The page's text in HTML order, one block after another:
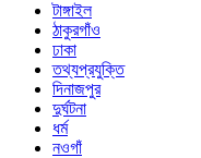
টাঙ্গাইল
ঠাকুরগাঁও
ঢাকা
তথ্যপ্রযুক্তি
দিনাজপুর
দুর্ঘটনা
ধর্ম
নওগাঁ